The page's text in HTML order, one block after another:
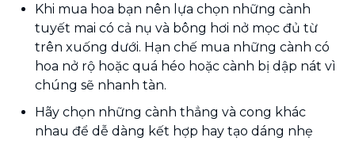
Khi mua hoa bạn nên lựa chọn những cành
tuyết mai có cả nụ và bông hơi nở mọc đủ từ
trên xuống dưới. Hạn chế mua những cành có
hoa nở rộ hoặc quá héo hoặc cành bị dập nát vì
chúng sẽ nhanh tàn.
Hãy chọn những cành thẳng và cong khác
nhau để dễ dàng kết hợp hay tạo dáng nhẹ